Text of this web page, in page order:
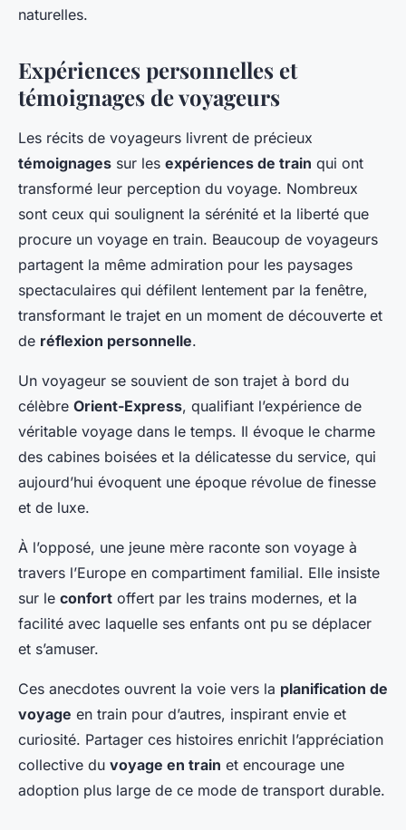
naturelles.
Expériences personnelles et
témoignages de voyageurs
Les récits de voyageurs livrent de précieux
témoignages sur les expériences de train qui ont
transformé leur perception du voyage. Nombreux
sont ceux qui soulignent la sérénité et la liberté que
procure un voyage en train. Beaucoup de voyageurs
partagent la même admiration pour les paysages
spectaculaires qui défilent lentement par la fenêtre,
transformant le trajet en un moment de découverte et
de réflexion personnelle.
Un voyageur se souvient de son trajet à bord du
célèbre Orient-Express, qualifiant l’expérience de
véritable voyage dans le temps. Il évoque le charme
des cabines boisées et la délicatesse du service, qui
aujourd’hui évoquent une époque révolue de finesse
et de luxe.
À l’opposé, une jeune mère raconte son voyage à
travers l’Europe en compartiment familial. Elle insiste
sur le confort offert par les trains modernes, et la
facilité avec laquelle ses enfants ont pu se déplacer
et s’amuser.
Ces anecdotes ouvrent la voie vers la planification de
voyage en train pour d’autres, inspirant envie et
curiosité. Partager ces histoires enrichit l’appréciation
collective du voyage en train et encourage une
adoption plus large de ce mode de transport durable.